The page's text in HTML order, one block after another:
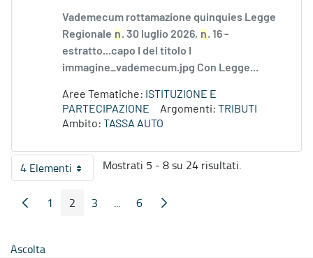
Vademecum rottamazione quinquies Legge
Regionale n. 30 luglio 2026, n. 16 -
estratto...capo I del titolo I
immagine_vademecum.jpg Con Legge...
Aree Tematiche: ISTITUZIONE E
PARTECIPAZIONE
Argomenti: TRIBUTI
Ambito: TASSA AUTO
4 ElementiPer pagina
Mostrati 5 - 8 su 24 risultati.
Pagina Precedente
Pagina
1 Pagina
2 Pagina
3 ...
Pagine intermedie
Pagina
6 Pagina Seguente
Ascolta